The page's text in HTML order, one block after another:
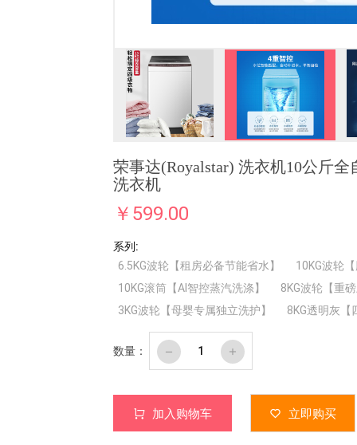
荣事达(Royalstar) 洗衣机10公斤
洗衣机
￥ 599.00
系列:
6.5KG波轮【租房必备节能省水】
10KG波轮
10KG滚筒【AI智控蒸汽洗涤】
8KG波轮【重
3KG波轮【母婴专属独立洗护】
8KG透明灰
数量：
加入购物车 立即购买